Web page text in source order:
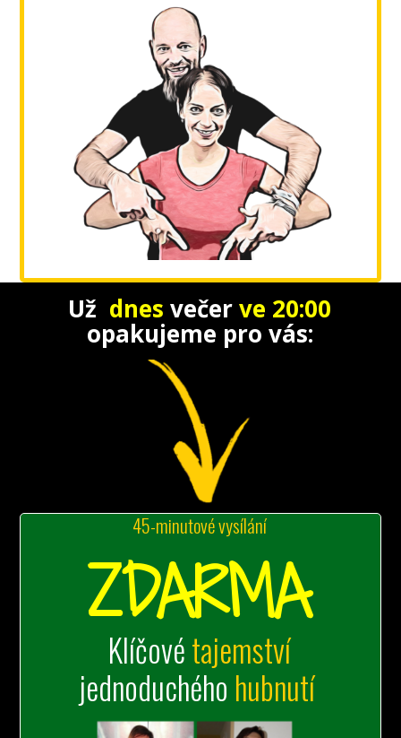
Už dnes večerve 20:00
opakujeme pro vás:
45-minutové vysílání
ZDARMA
Klíčovétajemství
jednoduchého hubnutí